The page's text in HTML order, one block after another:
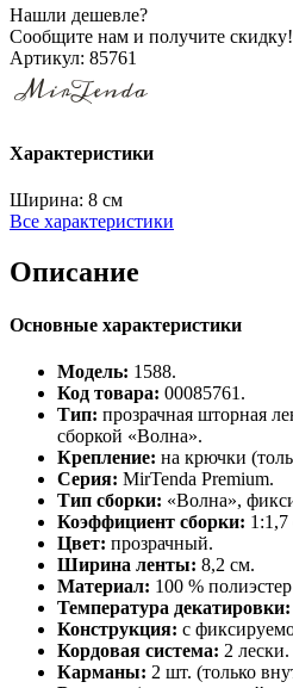
Нашли дешевле?
Сообщите нам и получите скидку!
Артикул: 85761
Характеристики
Ширина: 8 см
Все характеристики
Описание
Основные характеристики
Модель: 1588.
Код товара: 00085761.
Тип: прозрачная шторная
сборкой «Волна».
Крепление: на крючки
Серия: MirTenda Premium.
Тип сборки: «Волна»,
Коэффициент сборки:
Цвет: прозрачный.
Ширина ленты: 8,2 см.
Материал: 100 %
Температура декатировки:
Конструкция: с
Кордовая система: 2 лески.
Карманы: 2 шт. (только